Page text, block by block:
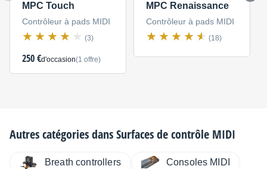
MPC Touch
Contrôleur à pads MIDI
(3)
250 €d'occasion(1 offre)
MPC Renaissance
Contrôleur à pads MIDI
(18)
Autres catégories dansSurfaces de contrôle MIDI
Breath controllers Consoles MIDI